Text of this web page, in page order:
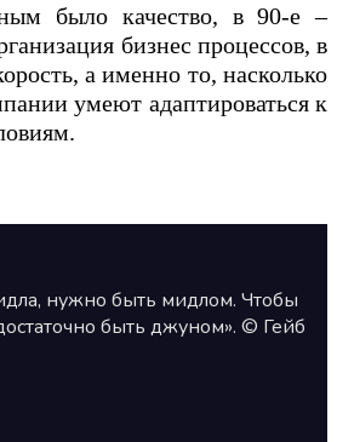
было качество, в 90-е –
бизнес процессов, в
а именно то, насколько
умеют адаптироваться к
нужно быть мидлом. Чтобы
быть джуном». © Гейб